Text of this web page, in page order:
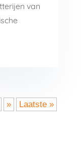
van
» Laatste »